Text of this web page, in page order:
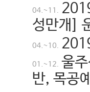
04.~11.
성만개]
04.~10.
01.~12. 울
반, 목공